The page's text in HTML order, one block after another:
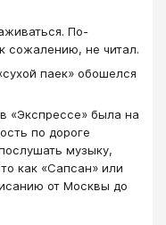
По-
сожалению, не читал.
паек» обошелся
«Экспрессе» была на
по дороге
музыку,
как «Сапсан» или
от Москвы до